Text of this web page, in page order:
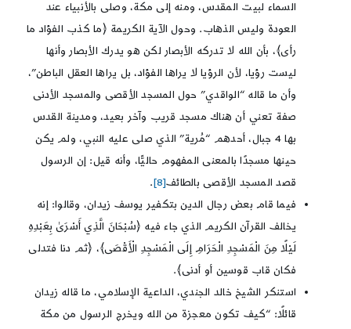
السماء لبيت المقدس، ومنه إلى مكة، وصلى بالأنبياء عند
العودة وليس الذهاب. وحول الآية الكريمة ﴿ما كذب الفؤاد ما
رأى﴾، بأن الله لا تدركه الأبصار لكن هو يدرك الأبصار وأنها
ليست رؤيا، لأن الرؤيا لا يراها الفؤاد، بل يراها العقل الباطن”،
وأن ما قاله “الواقدي” حول المسجد الأقصى والمسجد الأدنى
صفة تعني أن هناك مسجد قريب وآخر بعيد، ومدينة القدس
بها 4 جبال، أحدهم “مُرية” الذي صلى عليه النبي، ولم يكن
حينها مسجدًا بالمعنى المفهوم حاليًّا، وأنه قيل: إن الرسول
قصد المسجد الأقصى بالطائف[8]
.
فيما قام بعض رجال الدين بتكفير يوسف زيدان، وقالوا: إنه
يخالف القرآن الكريم الذي جاء فيه ﴿سُبْحَانَ الَّذِي أَسْرَىٰ بِعَبْدِهِ
لَيْلًا مِنَ الْمَسْجِدِ الْحَرَامِ إِلَى الْمَسْجِدِ الْأَقْصَى﴾، ﴿ثم دنا فتدلى
فكان قاب قوسين أو أدنى﴾.
استنكر الشيخ خالد الجندي، الداعية الإسلامي، ما قاله زيدان
قائلًا: “كيف تكون معجزة من الله ويخرج الرسول من مكة